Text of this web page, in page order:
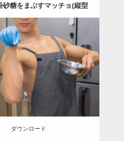
砂糖をまぶすマッチョ(縦型
写真)
2023.02.11
ケーキ屋さんのマッチョ
オレ
AKIHITO(細マッチョ) 和白
(福岡)
ダウンロード